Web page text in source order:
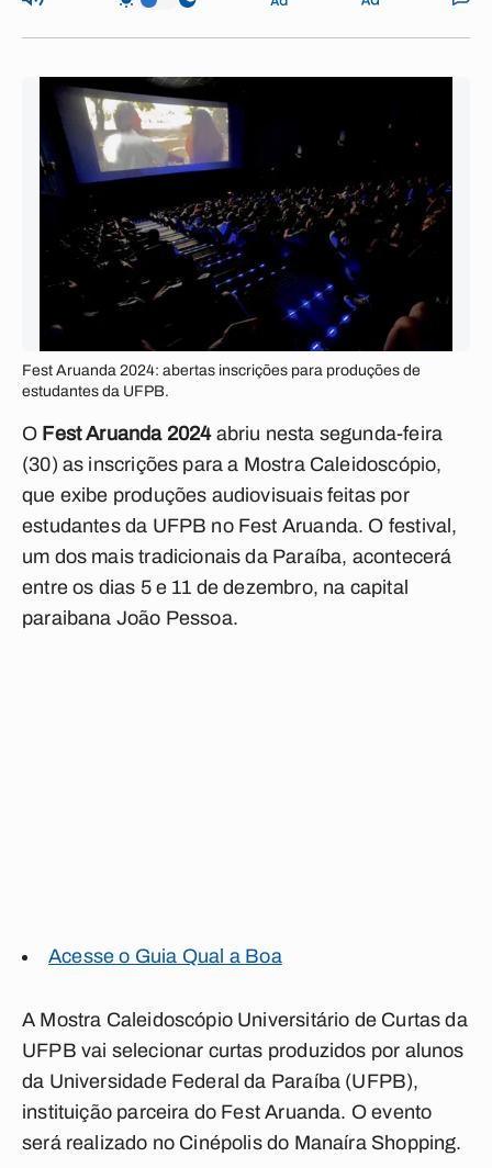
Fest Aruanda 2024: abertas inscrições para produções de
estudantes da UFPB.
O Fest Aruanda 2024abriu nesta segunda-feira
(30) as inscrições para a Mostra Caleidoscópio,
que exibe produções audiovisuais feitas por
estudantes da UFPB no Fest Aruanda. O festival,
um dos mais tradicionais da Paraíba, acontecerá
entre os dias 5 e 11 de dezembro, na capital
paraibana João Pessoa.
Acesse o Guia Qual a Boa
A Mostra Caleidoscópio Universitário de Curtas da
UFPB vai selecionar curtas produzidos por alunos
da Universidade Federal da Paraíba (UFPB),
instituição parceira do Fest Aruanda. O evento
será realizado no Cinépolis do Manaíra Shopping.